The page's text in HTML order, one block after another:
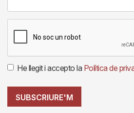
He llegit i accepto la Política de
SUBSCRIURE'M